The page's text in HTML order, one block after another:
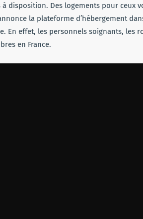
disposition. Des logements pour ceux
la plateforme d’hébergement
En effet, les personnels soignants, les
en France.